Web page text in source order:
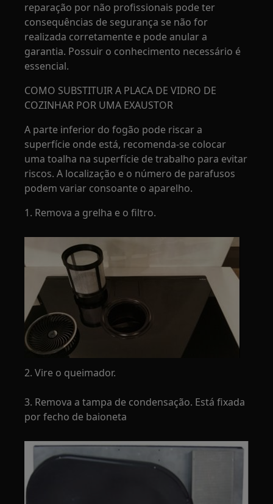
reparação por não profissionais pode ter
consequências de segurança se não for
realizada corretamente e pode anular a
garantia. Possuir o conhecimento necessário é
essencial.
COMO SUBSTITUIR A PLACA DE VIDRO DE
COZINHAR POR UMA EXAUSTOR
A parte inferior do fogão pode riscar a
superfície onde está, recomenda-se colocar
uma toalha na superfície de trabalho para evitar
riscos. A localização e o número de parafusos
podem variar consoante o aparelho.
1. Remova a grelha e o filtro.
2. Vire o queimador.
3. Remova a tampa de condensação. Está fixada
por fecho de baioneta